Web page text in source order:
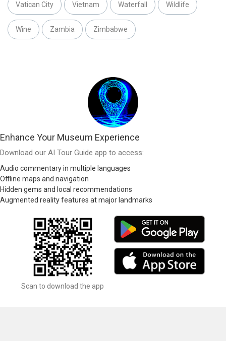
Vatican City Vietnam Waterfall Wildlife
Wine Zambia Zimbabwe
Enhance Your Museum Experience
Download our AI Tour Guide app to access:
Audio commentary in multiple languages
Offline maps and navigation
Hidden gems and local recommendations
Augmented reality features at major landmarks
Scan to download the app